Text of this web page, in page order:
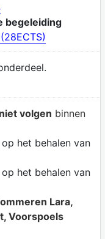
begeleiding
niet volgen binnen
het behalen van
het behalen van
Lara,
Voorspoels